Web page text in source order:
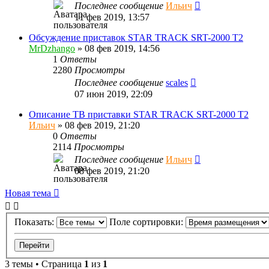
Последнее сообщение Ильич
11 фев 2019, 13:57
Обсуждение приставок STAR TRACK SRT-2000 T2
MrDzhango » 08 фев 2019, 14:56
1 Ответы
2280 Просмотры
Последнее сообщение scales
07 июн 2019, 22:09
Описание ТВ приставки STAR TRACK SRT-2000 T2
Ильич » 08 фев 2019, 21:20
0 Ответы
2114 Просмотры
Последнее сообщение Ильич
08 фев 2019, 21:20
Новая тема
Показать: Поле сортировки:
3 темы • Страница 1 из 1